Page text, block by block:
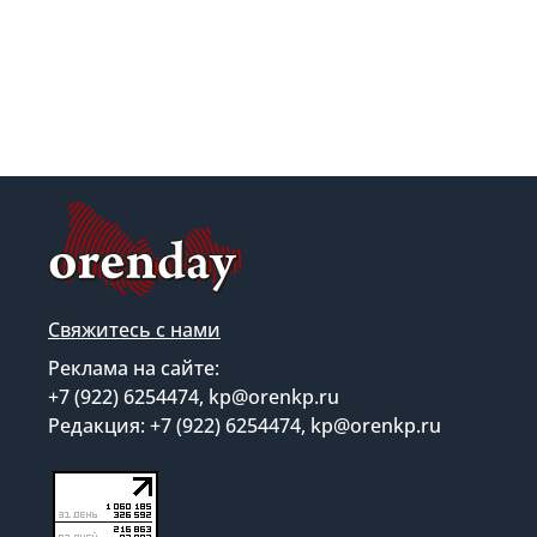
Свяжитесь с нами
Реклама на сайте:
+7 (922) 6254474, kp@orenkp.ru
Редакция: +7 (922) 6254474, kp@orenkp.ru